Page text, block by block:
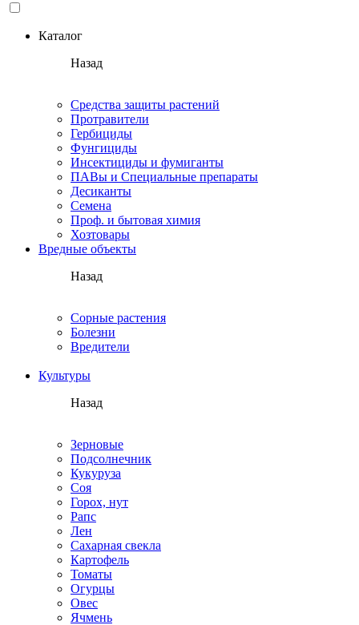
Каталог
Назад
Средства защиты растений
Протравители
Гербициды
Фунгициды
Инсектициды и фумиганты
ПАВы и Специальные препараты
Десиканты
Семена
Проф. и бытовая химия
Хозтовары
Вредные объекты
Назад
Сорные растения
Болезни
Вредители
Культуры
Назад
Зерновые
Подсолнечник
Кукуруза
Соя
Горох, нут
Рапс
Лен
Сахарная свекла
Картофель
Томаты
Огурцы
Овес
Ячмень